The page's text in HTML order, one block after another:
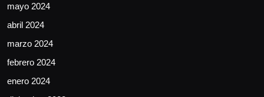
mayo 2024
abril 2024
marzo 2024
febrero 2024
enero 2024